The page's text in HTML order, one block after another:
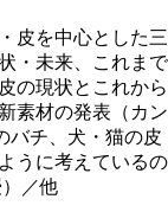
皮を中心とした三
・未来、これまで
の現状とこれから
素材の発表（カン
バチ、犬・猫の皮
うに考えているの
／他